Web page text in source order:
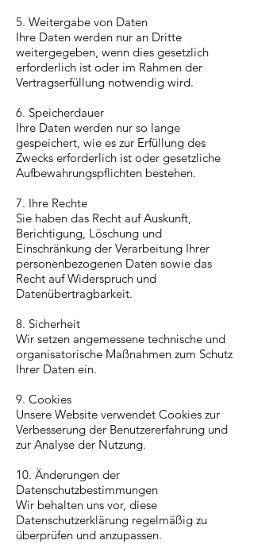
5. Weitergabe von Daten
Ihre Daten werden nur an Dritte
weitergegeben, wenn dies gesetzlich
erforderlich ist oder im Rahmen der
Vertragserfüllung notwendig wird.
6. Speicherdauer
Ihre Daten werden nur so lange
gespeichert, wie es zur Erfüllung des
Zwecks erforderlich ist oder gesetzliche
Aufbewahrungspflichten bestehen.
7. Ihre Rechte
Sie haben das Recht auf Auskunft,
Berichtigung, Löschung und
Einschränkung der Verarbeitung Ihrer
personenbezogenen Daten sowie das
Recht auf Widerspruch und
Datenübertragbarkeit.
8. Sicherheit
Wir setzen angemessene technische und
organisatorische Maßnahmen zum Schutz
Ihrer Daten ein.
9. Cookies
Unsere Website verwendet Cookies zur
Verbesserung der Benutzererfahrung und
zur Analyse der Nutzung.
10. Änderungen der
Datenschutzbestimmungen
Wir behalten uns vor, diese
Datenschutzerklärung regelmäßig zu
überprüfen und anzupassen.